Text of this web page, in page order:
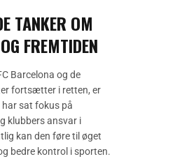
TANKER OM
FREMTIDEN
Barcelona og de
fortsætter i retten, er
sat fokus på
klubbers ansvar i
kan den føre til øget
bedre kontrol i sporten.